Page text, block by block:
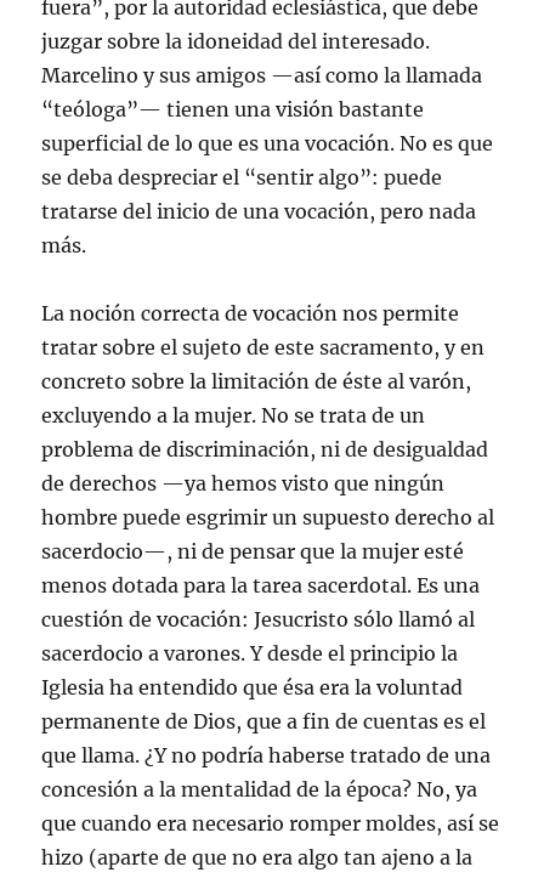
fuera”, por la autoridad eclesiástica, que debe
juzgar sobre la idoneidad del interesado.
Marcelino y sus amigos —así como la llamada
“teóloga”— tienen una visión bastante
superficial de lo que es una vocación. No es que
se deba despreciar el “sentir algo”: puede
tratarse del inicio de una vocación, pero nada
más.
La noción correcta de vocación nos permite
tratar sobre el sujeto de este sacramento, y en
concreto sobre la limitación de éste al varón,
excluyendo a la mujer. No se trata de un
problema de discriminación, ni de desigualdad
de derechos —ya hemos visto que ningún
hombre puede esgrimir un supuesto derecho al
sacerdocio—, ni de pensar que la mujer esté
menos dotada para la tarea sacerdotal. Es una
cuestión de vocación: Jesucristo sólo llamó al
sacerdocio a varones. Y desde el principio la
Iglesia ha entendido que ésa era la voluntad
permanente de Dios, que a fin de cuentas es el
que llama. ¿Y no podría haberse tratado de una
concesión a la mentalidad de la época? No, ya
que cuando era necesario romper moldes, así se
hizo (aparte de que no era algo tan ajeno a la